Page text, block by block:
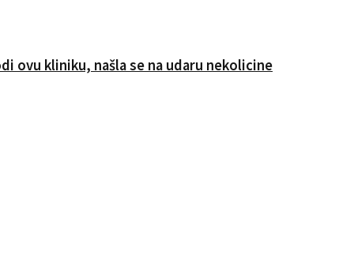
ovu kliniku, našla se na udaru nekolicine